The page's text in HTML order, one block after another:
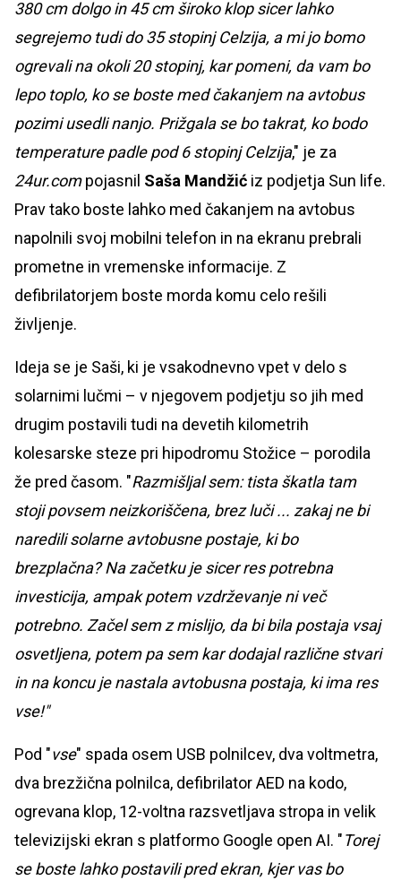
380 cm dolgo in 45 cm široko klop sicer lahko
segrejemo tudi do 35 stopinj Celzija, a mi jo bomo
ogrevali na okoli 20 stopinj, kar pomeni, da vam bo
lepo toplo, ko se boste med čakanjem na avtobus
pozimi usedli nanjo. Prižgala se bo takrat, ko bodo
temperature padle pod 6 stopinj Celzija," je za
24ur.compojasnil Saša Mandžić iz podjetja Sun life.
Prav tako boste lahko med čakanjem na avtobus
napolnili svoj mobilni telefon in na ekranu prebrali
prometne in vremenske informacije. Z
defibrilatorjem boste morda komu celo rešili
življenje.
Ideja se je Saši, ki je vsakodnevno vpet v delo s
solarnimi lučmi – v njegovem podjetju so jih med
drugim postavili tudi na devetih kilometrih
kolesarske steze pri hipodromu Stožice – porodila
že pred časom. "Razmišljal sem: tista škatla tam
stoji povsem neizkoriščena, brez luči ... zakaj ne bi
naredili solarne avtobusne postaje, ki bo
brezplačna? Na začetku je sicer res potrebna
investicija, ampak potem vzdrževanje ni več
potrebno. Začel sem z mislijo, da bi bila postaja vsaj
osvetljena, potem pa sem kar dodajal različne stvari
in na koncu je nastala avtobusna postaja, ki ima res
vse!"
Pod "vse" spada osem USB polnilcev, dva voltmetra,
dva brezžična polnilca, defibrilator AED na kodo,
ogrevana klop, 12-voltna razsvetljava stropa in velik
televizijski ekran s platformo Google open AI. "Torej
se boste lahko postavili pred ekran, kjer vas bo